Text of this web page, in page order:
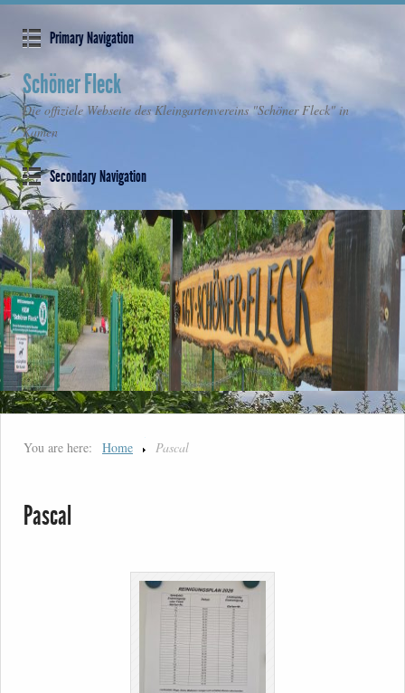
Primary Navigation
Schöner Fleck
Die offiziele Webseite des Kleingartenvereins "Schöner Fleck" in
Kamen
Secondary Navigation
You are here: Home Pascal
Pascal